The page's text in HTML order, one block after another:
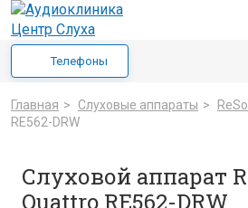
Телефоны
Главная > Cлуховые аппараты >
RE562-DRW
Слуховой аппарат
Quattro RE562-DRW